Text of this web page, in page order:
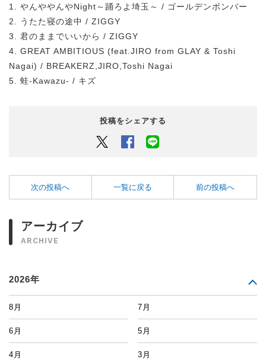
1. やんややんやNight～踊ろよ埼玉～ / ゴールデンボンバー
2. うたた寝の途中 / ZIGGY
3. 君のままでいいから / ZIGGY
4. GREAT AMBITIOUS (feat.JIRO from GLAY & Toshi
Nagai) / BREAKERZ,JIRO,Toshi Nagai
5. 蛙-Kawazu- / キズ
投稿をシェアする
Twitter Facebook
次の投稿へ 一覧に戻る 前の投稿へ
アーカイブ
ARCHIVE
2026年
8月 7月
6月 5月
4月 3月